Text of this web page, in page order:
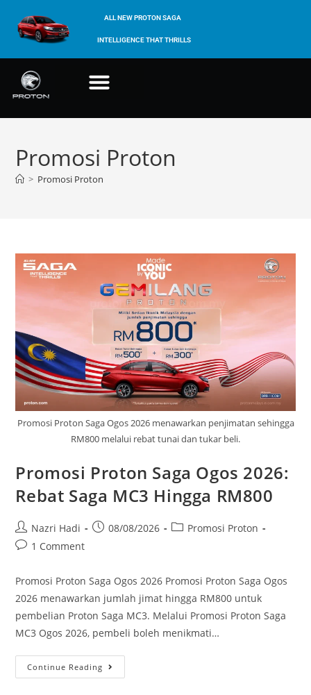
ALL NEW PROTON SAGA
INTELLIGENCE THAT THRILLS
Promosi Proton
> Promosi Proton
Promosi Proton Saga Ogos 2026 menawarkan penjimatan sehingga
RM800 melalui rebat tunai dan tukar beli.
Promosi Proton Saga Ogos 2026:
Rebat Saga MC3 Hingga RM800
Nazri Hadi 08/08/2026
Promosi Proton
1 Comment
Promosi Proton Saga Ogos 2026 Promosi Proton Saga Ogos
2026 menawarkan jumlah jimat hingga RM800 untuk
pembelian Proton Saga MC3. Melalui Promosi Proton Saga
MC3 Ogos 2026, pembeli boleh menikmati…
Continue Reading